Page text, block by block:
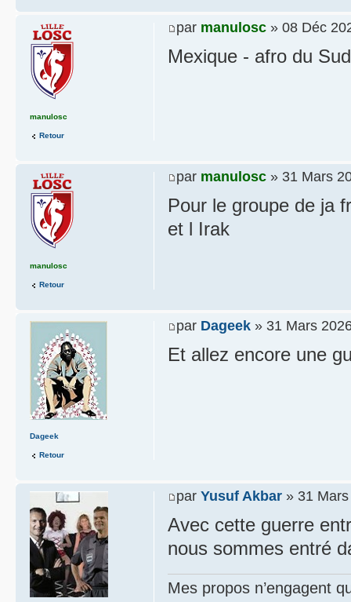
par manulosc » 08 Déc
Mexique - afro du
manulosc
Retour
par manulosc » 31 Mars
Pour le groupe de ja
et l Irak
manulosc
Retour
par Dageek » 31 Mars
Et allez encore une
Dageek
Retour
par Yusuf Akbar » 31
Avec cette guerre
nous sommes entré
Mes propos n’engagent